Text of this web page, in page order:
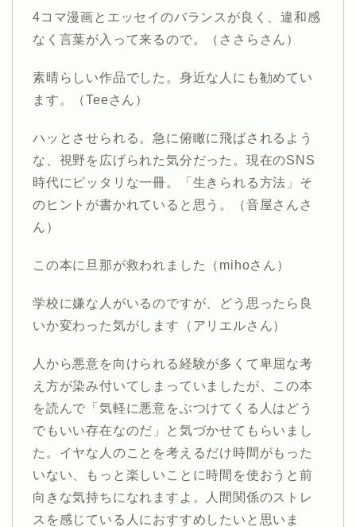
4コマ漫画とエッセイのバランスが良く、違和感
なく言葉が入って来るので。（ささらさん）
素晴らしい作品でした。身近な人にも勧めてい
ます。（Teeさん）
ハッとさせられる。急に俯瞰に飛ばされるよう
な、視野を広げられた気分だった。現在のSNS
時代にピッタリな一冊。「生きられる方法」そ
のヒントが書かれていると思う。（音屋さんさ
ん）
この本に旦那が救われました（mihoさん）
学校に嫌な人がいるのですが、どう思ったら良
いか変わった気がします（アリエルさん）
人から悪意を向けられる経験が多くて卑屈な考
え方が染み付いてしまっていましたが、この本
を読んで「気軽に悪意をぶつけてくる人はどう
でもいい存在なのだ」と気づかせてもらいまし
た。イヤな人のことを考えるだけ時間がもった
いない、もっと楽しいことに時間を使おうと前
向きな気持ちになれますよ。人間関係のストレ
スを感じている人におすすめしたいと思いま